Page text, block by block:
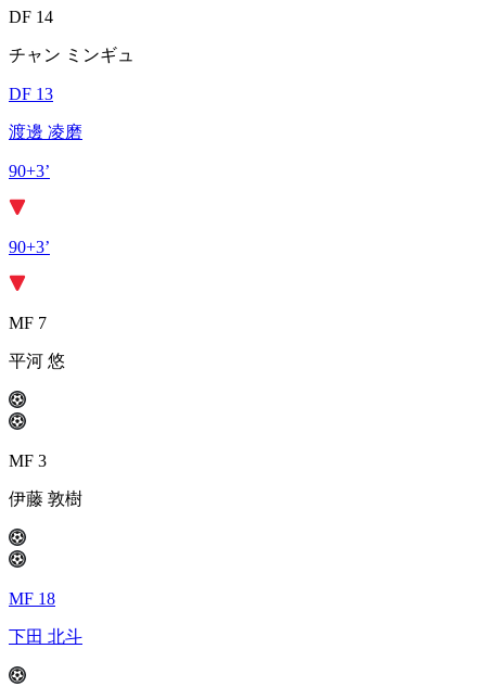
DF 14
チャン ミンギュ
DF 13
渡邊 凌磨
90+3’
90+3’
MF 7
平河 悠
MF 3
伊藤 敦樹
MF 18
下田 北斗